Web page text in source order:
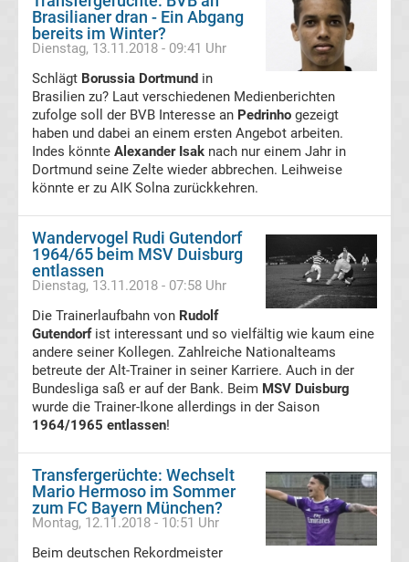
Oberliga-
Meister
Liste
DDR
Oberliga
Torschützenkönige
Deutsche
Fußballkommentatoren
DFB-
Sieger
Brasilianer dran - Ein Abgang
bereits im Winter?
Dienstag, 13.11.2018 - 09:41 Uhr
Schlägt Borussia Dortmund in
Brasilien zu? Laut verschiedenen Medienberichten
zufolge soll der BVB Interesse an Pedrinho gezeigt
haben und dabei an einem ersten Angebot arbeiten.
Indes könnte Alexander Isak nach nur einem Jahr in
Dortmund seine Zelte wieder abbrechen. Leihweise
könnte er zu AIK Solna zurückkehren.
Wandervogel Rudi Gutendorf
1964/65 beim MSV Duisburg
entlassen
Dienstag, 13.11.2018 - 07:58 Uhr
Die Trainerlaufbahn von Rudolf
Gutendorfist interessant und so vielfältig wie kaum eine
andere seiner Kollegen. Zahlreiche Nationalteams
betreute der Alt-Trainer in seiner Karriere. Auch in der
Bundesliga saß er auf der Bank. Beim MSV Duisburg
wurde die Trainer-Ikone allerdings in der Saison
1964/1965 entlassen!
Transfergerüchte: Wechselt
Mario Hermoso im Sommer
zum FC Bayern München?
Montag, 12.11.2018 - 10:51 Uhr
Beim deutschen Rekordmeister